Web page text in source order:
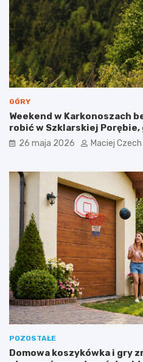
GÓRY
Weekend w Karkonoszach
robić w Szklarskiej Porębie,
26 maja 2026 Maciej Czech
POZOSTAŁE
Domowa koszykówka i gry